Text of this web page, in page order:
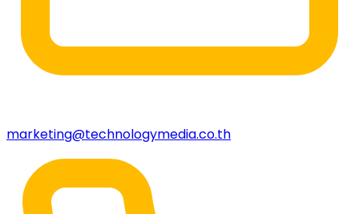
marketing@technologymedia.co.th